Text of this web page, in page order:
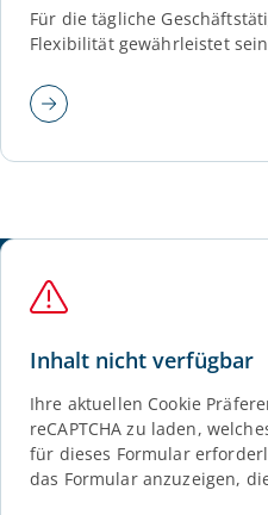
Für die tägliche
Flexibilität gewährleistet
Inhalt nicht verfügbar
Ihre aktuellen Cookie
reCAPTCHA zu laden,
für dieses Formular
das Formular anzuzeigen,